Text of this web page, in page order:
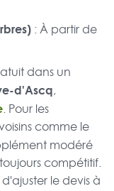
: À partir de
dans un
d'Ascq,
. Pour les
comme le
modéré
compétitif.
le devis à